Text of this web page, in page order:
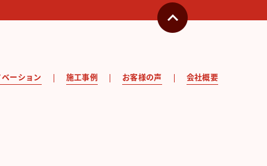
ーション 施工事例 お客様の声 会社概要